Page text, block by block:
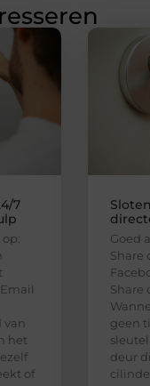
7
van
het
of
Goed
Share
Share
geen
deur